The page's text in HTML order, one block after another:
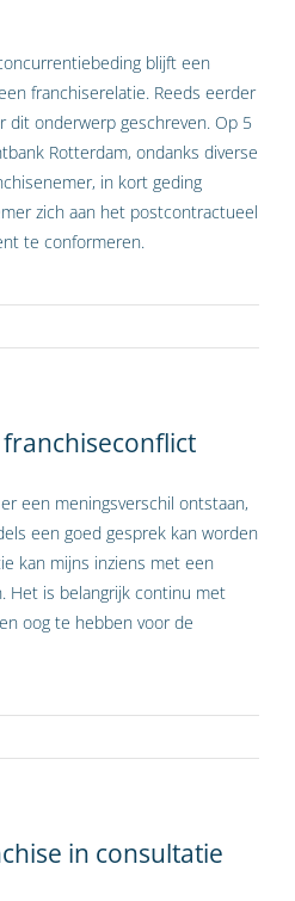
blijft een
franchiserelatie. Reeds eerder
dit onderwerp geschreven. Op 5
Rotterdam, ondanks diverse
in kort geding
zich aan het postcontractueel
te conformeren.
een meningsverschil ontstaan,
een goed gesprek kan worden
kan mijns inziens met een
Het is belangrijk continu met
oog te hebben voor de
in consultatie